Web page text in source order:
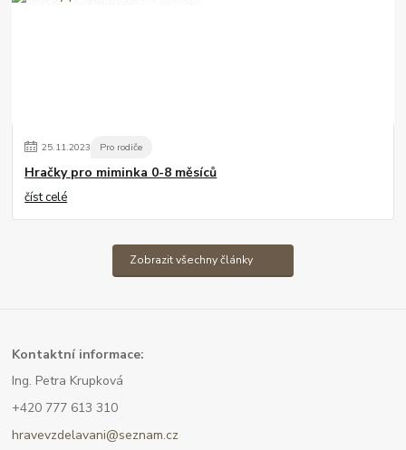
25.11.2023 Pro rodiče
Hračky pro miminka 0-8 měsíců
číst celé
Zobrazit všechny články
Kontaktní informace:
Ing. Petra Krupková
+420 777 613 310
hravevzdelavani@seznam.cz